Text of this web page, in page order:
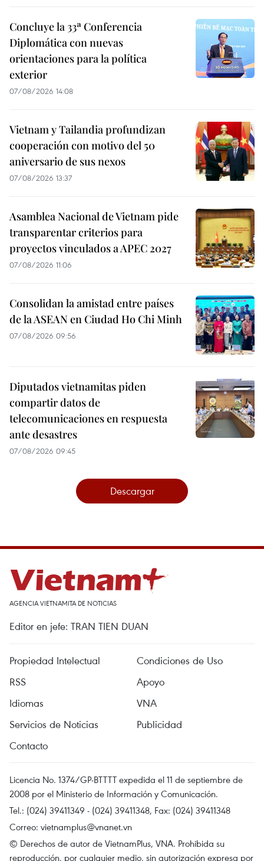
Concluye la 33ª Conferencia
Diplomática con nuevas
orientaciones para la política
exterior
07/08/2026 14:08
Vietnam y Tailandia profundizan
cooperación con motivo del 50
aniversario de sus nexos
07/08/2026 13:37
Asamblea Nacional de Vietnam pide
transparentar criterios para
proyectos vinculados a APEC 2027
07/08/2026 11:06
Consolidan la amistad entre países
de la ASEAN en Ciudad Ho Chi Minh
07/08/2026 09:56
Diputados vietnamitas piden
compartir datos de
telecomunicaciones en respuesta
ante desastres
07/08/2026 09:45
Descargar
AGENCIA VIETNAMITA DE NOTICIAS
Editor en jefe: TRAN TIEN DUAN
Propiedad Intelectual
Condiciones de Uso
RSS
Apoyo
Idiomas
VNA
Servicios de Noticias
Publicidad
Contacto
Licencia No. 1374/GP-BTTTT expedida el 11 de septiembre de
2008 por el Ministerio de Información y Comunicación.
Tel.: (024) 39411349 - (024) 39411348, Fax: (024) 39411348
Correo: vietnamplus@vnanet.vn
© Derechos de autor de VietnamPlus, VNA. Prohibida su
reproducción, por cualquier medio, sin autorización expresa por